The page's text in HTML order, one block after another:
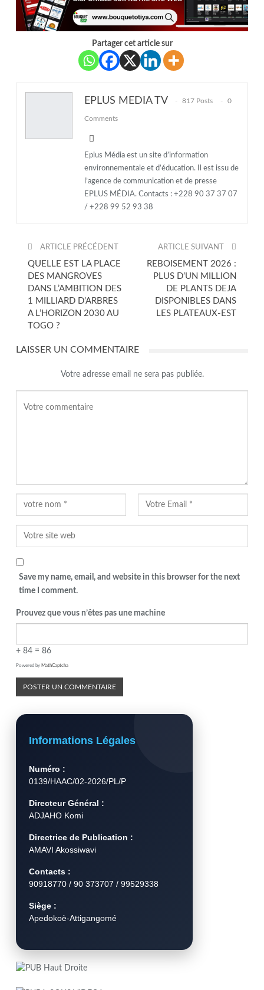
Partager cet article sur
EPLUS MEDIA TV 817 Posts 0
Comments
Eplus Média est un site d’information
environnementale et d’éducation. Il est issu de
l’agence de communication et de presse
EPLUS MÉDIA. Contacts : +228 90 37 37 07
/ +228 99 52 93 38
ARTICLE PRÉCÉDENT
QUELLE EST LA PLACE
DES MANGROVES
DANS L’AMBITION DES
1 MILLIARD D’ARBRES
A L’HORIZON 2030 AU
TOGO ?
ARTICLE SUIVANT
REBOISEMENT 2026 :
PLUS D’UN MILLION
DE PLANTS DEJA
DISPONIBLES DANS
LES PLATEAUX-EST
LAISSER UN COMMENTAIRE
Votre adresse email ne sera pas publiée.
Save my name, email, and website in this browser for the next
time I comment.
Prouvez que vous n’êtes pas une machine
+ 84 = 86
Powered by MathCaptcha
Informations Légales
Numéro :
0139/HAAC/02-2026/PL/P
Directeur Général :
ADJAHO Komi
Directrice de Publication :
AMAVI Akossiwavi
Contacts :
90918770 / 90 373707 / 99529338
Siège :
Apedokoè-Attigangomé